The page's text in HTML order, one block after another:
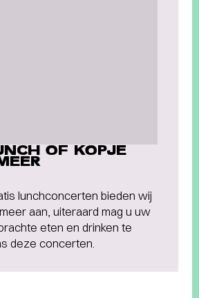
OF KOPJE
lunchconcerten bieden wij
aan, uiteraard mag u uw
eten en drinken te
deze concerten.